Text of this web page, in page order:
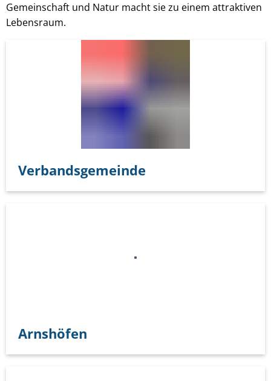
Gemeinschaft und Natur macht sie zu einem attraktiven
Lebensraum.
Verbandsgemeinde
Arnshöfen